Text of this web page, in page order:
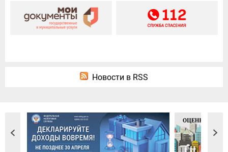
Новости в RSS